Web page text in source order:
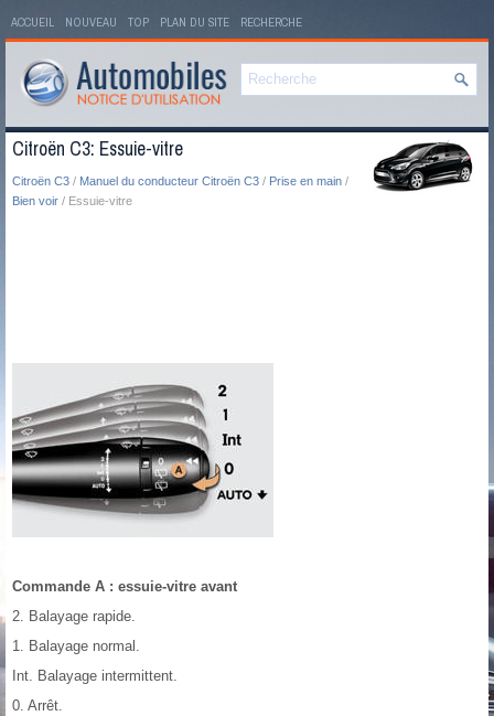
ACCUEIL NOUVEAU TOP PLAN DU SITE RECHERCHE
Citroën C3: Essuie-vitre
Citroën C3 / Manuel du conducteur Citroën C3 / Prise en main /
Bien voir / Essuie-vitre
Commande A : essuie-vitre avant
2. Balayage rapide.
1. Balayage normal.
Int. Balayage intermittent.
0. Arrêt.